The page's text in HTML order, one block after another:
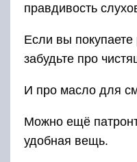
правдивость
Если вы
забудьте про
И про масло для
Можно ещё
удобная вещь.